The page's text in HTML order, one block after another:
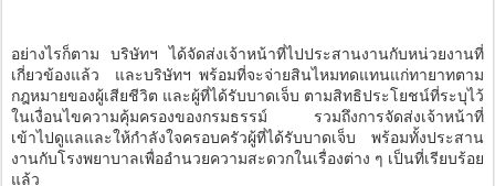
อย่างไรก็ตาม บริษัทฯ ได้จัดส่งเจ้าหน้าที่ไปประสานงานกับหน่วยงานที่
เกี่ยวข้องแล้ว และบริษัทฯ พร้อมที่จะจ่ายสินไหมทดแทนแก่ทายาทตาม
กฎหมายของผู้เสียชีวิต และผู้ที่ได้รับบาดเจ็บ ตามสิทธิประโยชน์ที่ระบุไว้
ในเงื่อนไขความคุ้มครองของกรมธรรม์ รวมถึงการจัดส่งเจ้าหน้าที่
เข้าไปดูแลและให้กำลังใจครอบครัวผู้ที่ได้รับบาดเจ็บ พร้อมทั้งประสาน
งานกับโรงพยาบาลเพื่ออำนวยความสะดวกในเรื่องต่าง ๆ เป็นที่เรียบร้อย
แล้ว